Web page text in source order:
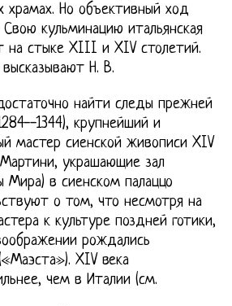
храмах. Но объективный ход
кульминацию итальянская
на стыке XIII и XIV столетий.
Н. В.
найти следы прежней
1344), крупнейший и
мастер сиенской живописи XIV
украшающие зал
в сиенском палаццо
о том, что несмотря на
к культуре поздней готики,
рождались
XIV века
чем в Италии (см.